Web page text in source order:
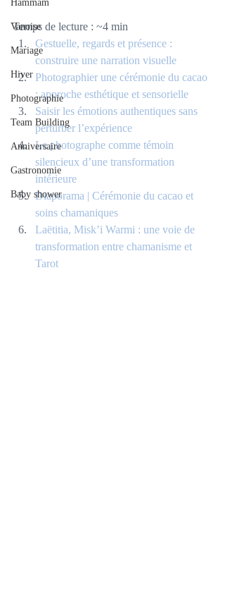
Hammam
Vanoise
Mariage
Hiver
Photographie
Team Building
Anniversaire
Gastronomie
Baby shower
Temps de lecture : ~4 min
Gestuelle, regards et présence :
construire une narration visuelle
Photographier une cérémonie du cacao
: approche esthétique et sensorielle
Saisir les émotions authentiques sans
perturber l’expérience
Le photographe comme témoin
silencieux d’une transformation
intérieure
Diaporama | Cérémonie du cacao et
soins chamaniques
Laëtitia, Misk’i Warmi : une voie de
transformation entre chamanisme et
Tarot